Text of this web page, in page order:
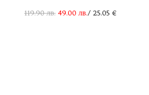
119.90лв. 49.00 лв./ 25.05 €